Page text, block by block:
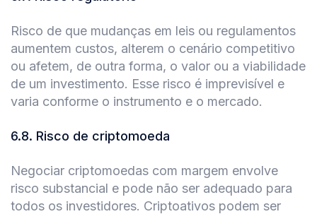
Risco de que mudanças em leis ou regulamentos
aumentem custos, alterem o cenário competitivo
ou afetem, de outra forma, o valor ou a viabilidade
de um investimento. Esse risco é imprevisível e
varia conforme o instrumento e o mercado.
6.8. Risco de criptomoeda
Negociar criptomoedas com margem envolve
risco substancial e pode não ser adequado para
todos os investidores. Criptoativos podem ser